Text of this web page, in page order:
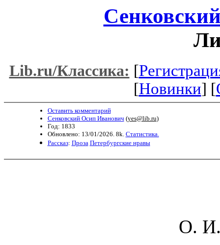
Lib.ru/Классика: [
[Новинки] [
Оставить комментарий
Сенковский Осип Иванович (yes@lib.ru)
Год: 1833
Обновлено: 13/01/2026. 8k. Статистика.
Рассказ: Проза Петербургские нравы
О. И.